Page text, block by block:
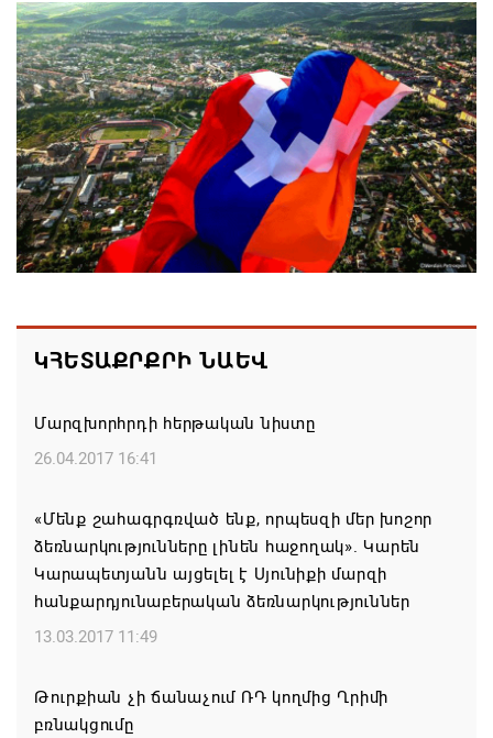
05.08.2026 15:44
Սպառված իշխանության ախտանիշը
05.08.2026 14:27
Եթե մարզային այցի ժամանակ հայտնվում ենք
այլ երկրի տարածքում, մեղավորը դուք եք․
պատգամավորը՝ ՔՊ-ականին
05.08.2026 12:08
արդյունքները. ՀՀ բուհերում այս տարի կսովորի
10958 առաջին կուրսեցի
ԱՄՆ-ն կրկնապատկել է TRIPP նախագծի
դոլարի
05.08.2026 11:57
բնակարանների վարձակալության անվան տակ
05.08.2026 11:52
ԿՀԵՏԱՔՐՔՐԻ ՆԱԵՎ
Մարզխորհրդի հերթական նիստը
26.04.2017 16:41
«Մենք շահագրգռված ենք, որպեսզի մեր խոշոր
ձեռնարկությունները լինեն հաջողակ». Կարեն
Կարապետյանն այցելել է Սյունիքի մարզի
հանքարդյունաբերական ձեռնարկություններ
13.03.2017 11:49
Թուրքիան չի ճանաչում ՌԴ կողմից Ղրիմի
բռնակցումը